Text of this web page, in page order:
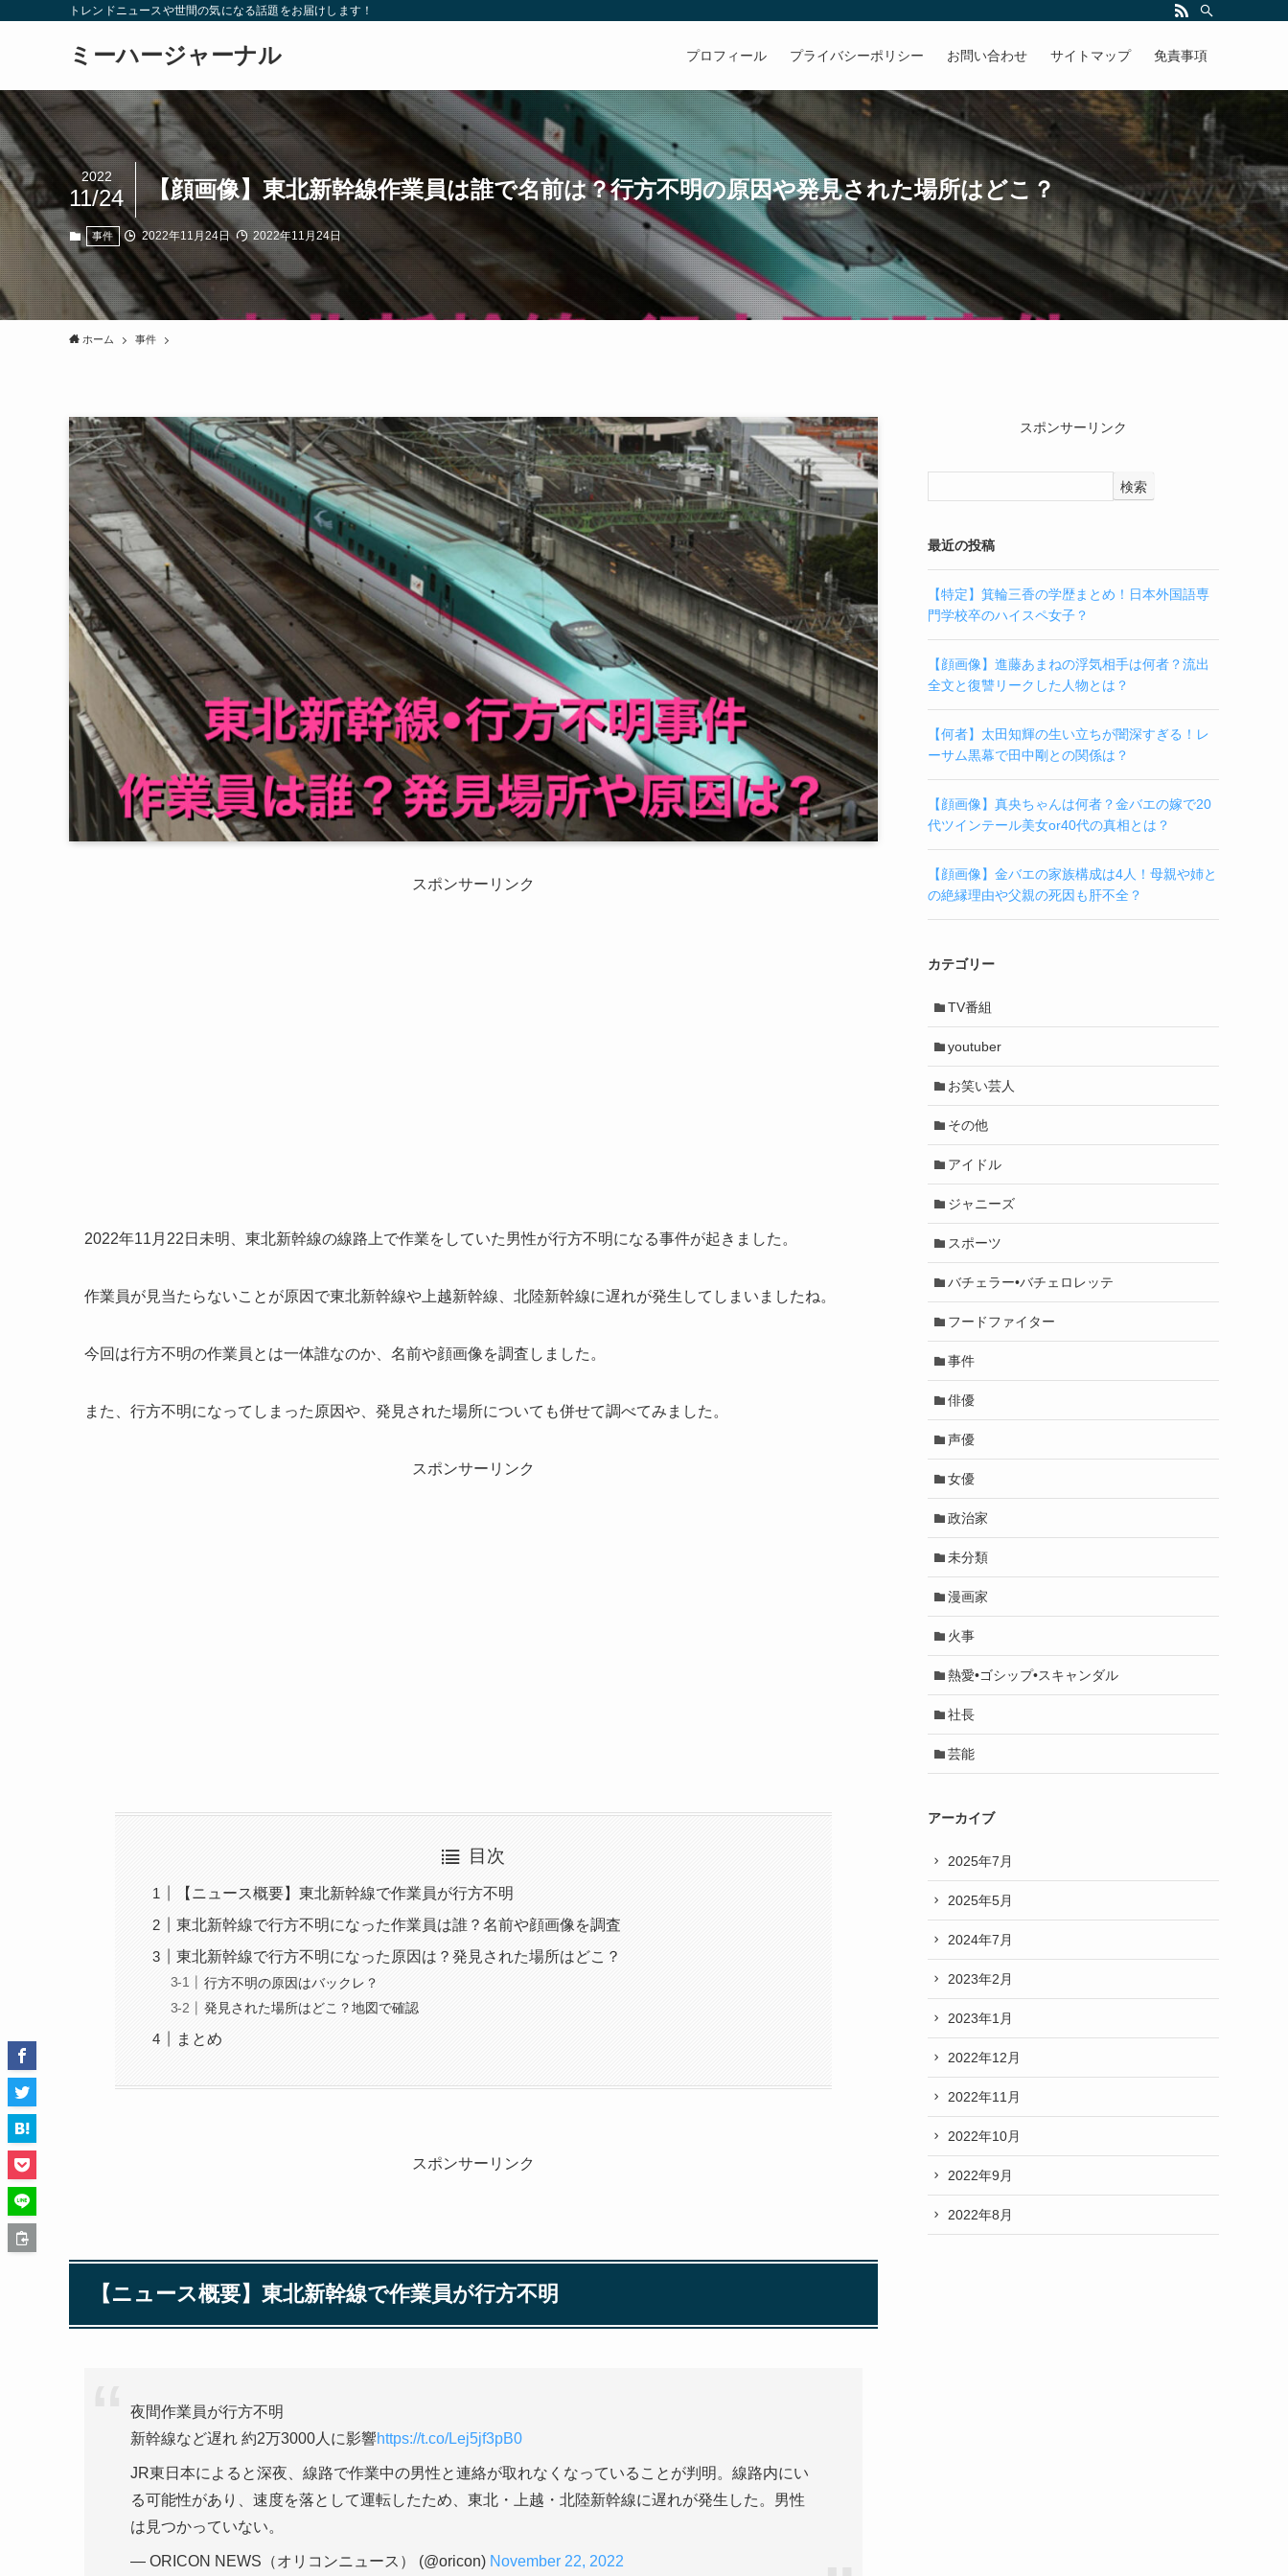
トレンドニュースや世間の気になる話題をお届けします！
ミーハージャーナル プロフィール プライバシーポリシー お問い合わせ サイトマップ 免責事項
【顔画像】東北新幹線作業員は誰で名前は？行方不明の原因や発見された場所はどこ？
2022
11/24
事件 2022年11月24日 2022年11月24日
ホーム 事件
スポンサーリンク
2022年11月22日未明、東北新幹線の線路上で作業をしていた男性が行方不明になる事件が起きました。
作業員が見当たらないことが原因で東北新幹線や上越新幹線、北陸新幹線に遅れが発生してしまいましたね。
今回は行方不明の作業員とは一体誰なのか、名前や顔画像を調査しました。
また、行方不明になってしまった原因や、発見された場所についても併せて調べてみました。
スポンサーリンク
目次
【ニュース概要】東北新幹線で作業員が行方不明
東北新幹線で行方不明になった作業員は誰？名前や顔画像を調査
東北新幹線で行方不明になった原因は？発見された場所はどこ？
行方不明の原因はバックレ？
発見された場所はどこ？地図で確認
まとめ
スポンサーリンク
【ニュース概要】東北新幹線で作業員が行方不明
夜間作業員が行方不明
新幹線など遅れ 約2万3000人に影響https://t.co/Lej5jf3pB0
JR東日本によると深夜、線路で作業中の男性と連絡が取れなくなっていることが判明。線路内にい
る可能性があり、速度を落として運転したため、東北・上越・北陸新幹線に遅れが発生した。男性
は見つかっていない。
— ORICON NEWS（オリコンニュース） (@oricon) November 22, 2022
スポンサーリンク
検索
最近の投稿
【特定】箕輪三香の学歴まとめ！日本外国語専
門学校卒のハイスペ女子？
【顔画像】進藤あまねの浮気相手は何者？流出
全文と復讐リークした人物とは？
【何者】太田知輝の生い立ちが闇深すぎる！レ
ーサム黒幕で田中剛との関係は？
【顔画像】真央ちゃんは何者？金バエの嫁で20
代ツインテール美女or40代の真相とは？
【顔画像】金バエの家族構成は4人！母親や姉と
の絶縁理由や父親の死因も肝不全？
カテゴリー
TV番組
youtuber
お笑い芸人
その他
アイドル
ジャニーズ
スポーツ
バチェラー•バチェロレッテ
フードファイター
事件
俳優
声優
女優
政治家
未分類
漫画家
火事
熱愛•ゴシップ•スキャンダル
社長
芸能
アーカイブ
2025年7月
2025年5月
2024年7月
2023年2月
2023年1月
2022年12月
2022年11月
2022年10月
2022年9月
2022年8月